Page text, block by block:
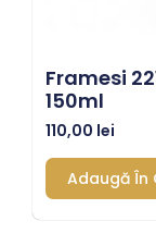
Framesi
150ml
110,00 lei
Adaugă În